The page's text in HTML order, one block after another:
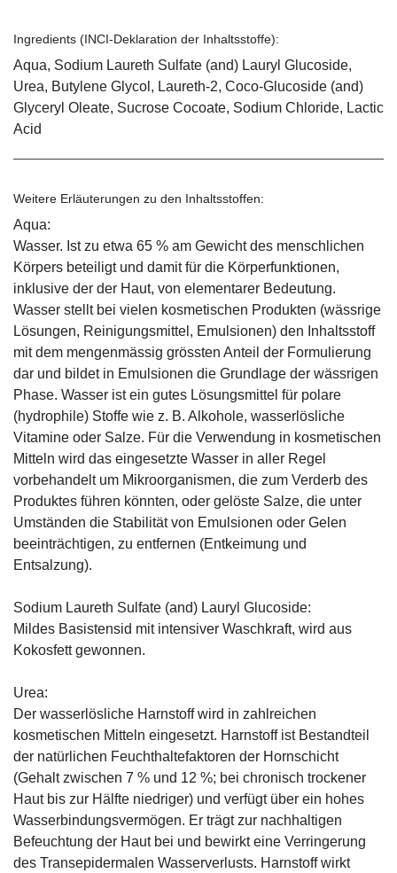
Ingredients (INCI-Deklaration der Inhaltsstoffe):
Aqua, Sodium Laureth Sulfate (and) Lauryl Glucoside,
Urea, Butylene Glycol, Laureth-2, Coco-Glucoside (and)
Glyceryl Oleate, Sucrose Cocoate, Sodium Chloride, Lactic
Acid
Weitere Erläuterungen zu den Inhaltsstoffen:
Aqua:
Wasser. Ist zu etwa 65 % am Gewicht des menschlichen
Körpers beteiligt und damit für die Körperfunktionen,
inklusive der der Haut, von elementarer Bedeutung.
Wasser stellt bei vielen kosmetischen Produkten (wässrige
Lösungen, Reinigungsmittel, Emulsionen) den Inhaltsstoff
mit dem mengenmässig grössten Anteil der Formulierung
dar und bildet in Emulsionen die Grundlage der wässrigen
Phase. Wasser ist ein gutes Lösungsmittel für polare
(hydrophile) Stoffe wie z. B. Alkohole, wasserlösliche
Vitamine oder Salze. Für die Verwendung in kosmetischen
Mitteln wird das eingesetzte Wasser in aller Regel
vorbehandelt um Mikroorganismen, die zum Verderb des
Produktes führen könnten, oder gelöste Salze, die unter
Umständen die Stabilität von Emulsionen oder Gelen
beeinträchtigen, zu entfernen (Entkeimung und
Entsalzung).
Sodium Laureth Sulfate (and) Lauryl Glucoside:
Mildes Basistensid mit intensiver Waschkraft, wird aus
Kokosfett gewonnen.
Urea:
Der wasserlösliche Harnstoff wird in zahlreichen
kosmetischen Mitteln eingesetzt. Harnstoff ist Bestandteil
der natürlichen Feuchthaltefaktoren der Hornschicht
(Gehalt zwischen 7 % und 12 %; bei chronisch trockener
Haut bis zur Hälfte niedriger) und verfügt über ein hohes
Wasserbindungsvermögen. Er trägt zur nachhaltigen
Befeuchtung der Haut bei und bewirkt eine Verringerung
des Transepidermalen Wasserverlusts. Harnstoff wirkt